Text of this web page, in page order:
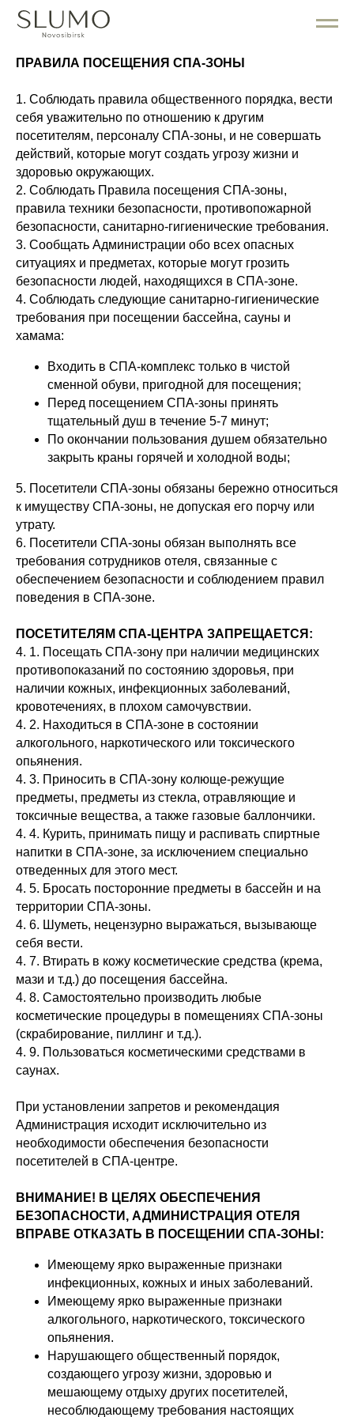
ПРАВИЛА ПОСЕЩЕНИЯ СПА-ЗОНЫ
1. Соблюдать правила общественного порядка, вести
себя уважительно по отношению к другим
посетителям, персоналу СПА-зоны, и не совершать
действий, которые могут создать угрозу жизни и
здоровью окружающих.
2. Соблюдать Правила посещения СПА-зоны,
правила техники безопасности, противопожарной
безопасности, санитарно-гигиенические требования.
3. Сообщать Администрации обо всех опасных
ситуациях и предметах, которые могут грозить
безопасности людей, находящихся в СПА-зоне.
4. Соблюдать следующие санитарно-гигиенические
требования при посещении бассейна, сауны и
хамама:
Входить в СПА-комплекс только в чистой
сменной обуви, пригодной для посещения;
Перед посещением СПА-зоны принять
тщательный душ в течение 5-7 минут;
По окончании пользования душем обязательно
закрыть краны горячей и холодной воды;
5. Посетители СПА-зоны обязаны бережно относиться
к имуществу СПА-зоны, не допуская его порчу или
утрату.
6. Посетители СПА-зоны обязан выполнять все
требования сотрудников отеля, связанные с
обеспечением безопасности и соблюдением правил
поведения в СПА-зоне.
ПОСЕТИТЕЛЯМ СПА-ЦЕНТРА ЗАПРЕЩАЕТСЯ:
4. 1. Посещать СПА-зону при наличии медицинских
противопоказаний по состоянию здоровья, при
наличии кожных, инфекционных заболеваний,
кровотечениях, в плохом самочувствии.
4. 2. Находиться в СПА-зоне в состоянии
алкогольного, наркотического или токсического
опьянения.
4. 3. Приносить в СПА-зону колюще-режущие
предметы, предметы из стекла, отравляющие и
токсичные вещества, а также газовые баллончики.
4. 4. Курить, принимать пищу и распивать спиртные
напитки в СПА-зоне, за исключением специально
отведенных для этого мест.
4. 5. Бросать посторонние предметы в бассейн и на
территории СПА-зоны.
4. 6. Шуметь, нецензурно выражаться, вызывающе
себя вести.
4. 7. Втирать в кожу косметические средства (крема,
мази и т.д.) до посещения бассейна.
4. 8. Самостоятельно производить любые
косметические процедуры в помещениях СПА-зоны
(скрабирование, пиллинг и т.д.).
4. 9. Пользоваться косметическими средствами в
саунах.
При установлении запретов и рекомендация
Администрация исходит исключительно из
необходимости обеспечения безопасности
посетителей в СПА-центре.
ВНИМАНИЕ! В ЦЕЛЯХ ОБЕСПЕЧЕНИЯ
БЕЗОПАСНОСТИ, АДМИНИСТРАЦИЯ ОТЕЛЯ
ВПРАВЕ ОТКАЗАТЬ В ПОСЕЩЕНИИ СПА-ЗОНЫ:
Имеющему ярко выраженные признаки
инфекционных, кожных и иных заболеваний.
Имеющему ярко выраженные признаки
алкогольного, наркотического, токсического
опьянения.
Нарушающего общественный порядок,
создающего угрозу жизни, здоровью и
мешающему отдыху других посетителей,
несоблюдающему требования настоящих